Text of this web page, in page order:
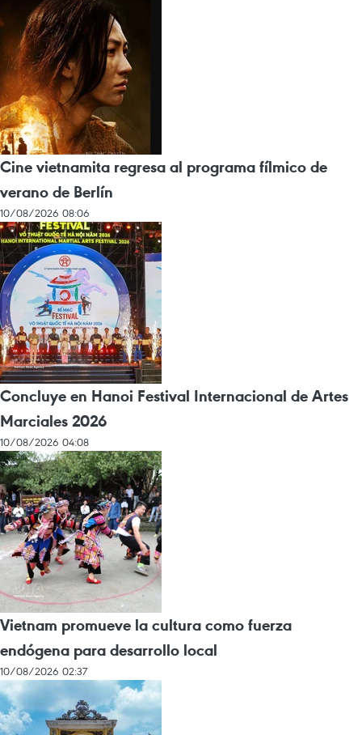
Cine vietnamita regresa al programa fílmico de
verano de Berlín
10/08/2026 08:06
Concluye en Hanoi Festival Internacional de Artes
Marciales 2026
10/08/2026 04:08
Vietnam promueve la cultura como fuerza
endógena para desarrollo local
10/08/2026 02:37